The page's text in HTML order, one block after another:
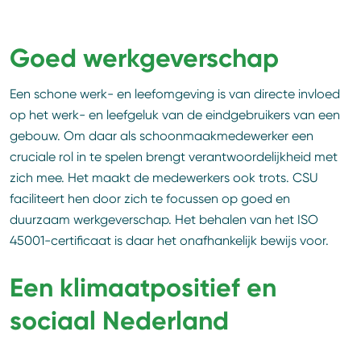
Goed werkgeverschap
Een schone werk- en leefomgeving is van directe invloed
op het werk- en leefgeluk van de eindgebruikers van een
gebouw. Om daar als schoonmaakmedewerker een
cruciale rol in te spelen brengt verantwoordelijkheid met
zich mee. Het maakt de medewerkers ook trots. CSU
faciliteert hen door zich te focussen op goed en
duurzaam werkgeverschap. Het behalen van het ISO
45001-certificaat is daar het onafhankelijk bewijs voor.
Een klimaatpositief en
sociaal Nederland